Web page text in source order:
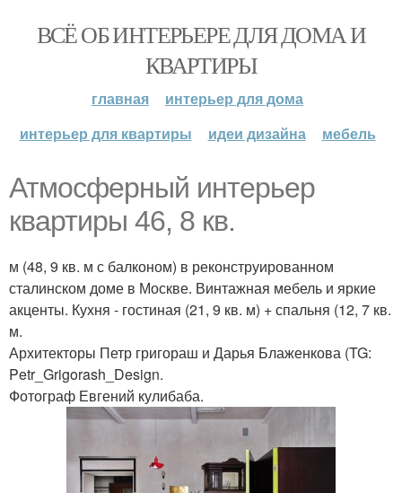
ВСЁ ОБ ИНТЕРЬЕРЕ ДЛЯ ДОМА И
КВАРТИРЫ
главная
интерьер для дома
интерьер для квартиры
идеи дизайна мебель
Атмосферный интерьер
квартиры 46, 8 кв.
м (48, 9 кв. м с балконом) в реконструированном
сталинском доме в Москве. Винтажная мебель и яркие
акценты. Кухня - гостиная (21, 9 кв. м) + спальня (12, 7 кв.
м.
Архитекторы Петр григораш и Дарья Блаженкова (TG:
Petr_Grigorash_Design.
Фотограф Евгений кулибаба.